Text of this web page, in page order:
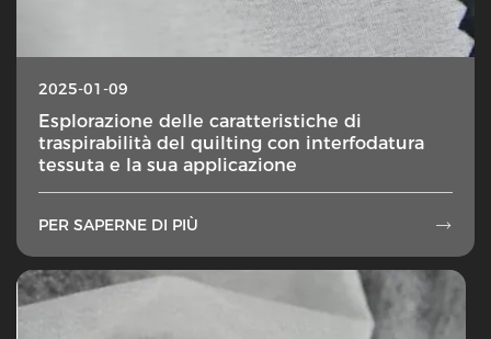
2025-01-09
Esplorazione delle caratteristiche di
traspirabilità del quilting con interfodatura
tessuta e la sua applicazione
PER SAPERNE DI PIÙ 